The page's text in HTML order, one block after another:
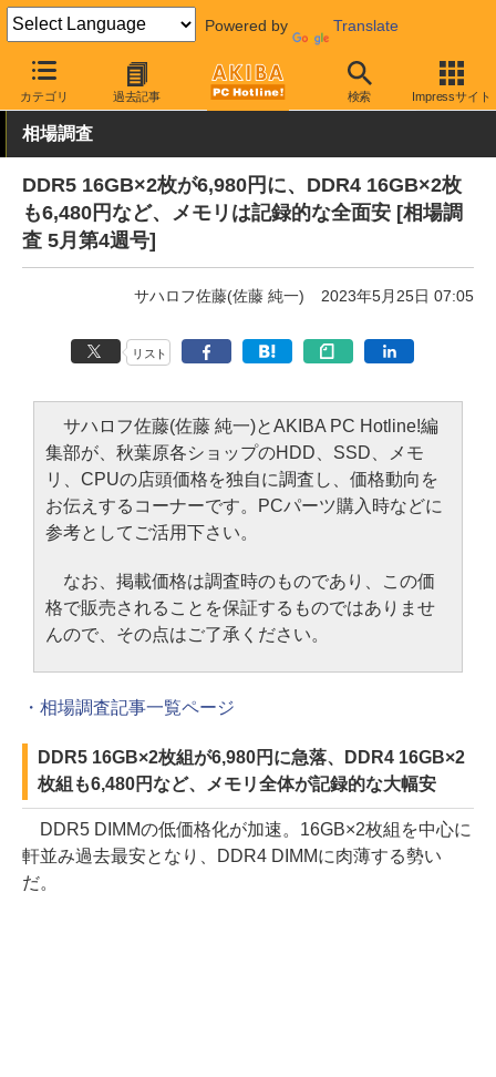
Powered by Translate
カテゴリ 過去記事 検索 Impressサイト
AKIBA PC Hotline! 秋葉原情報 価格情報 価格動向
相場調査
DDR5 16GB×2枚が6,980円に、DDR4 16GB×2枚
も6,480円など、メモリは記録的な全面安 [相場調
査 5月第4週号]
サハロフ佐藤(佐藤 純一) 2023年5月25日 07:05
リスト
サハロフ佐藤(佐藤 純一)とAKIBA PC Hotline!編
集部が、秋葉原各ショップのHDD、SSD、メモ
リ、CPUの店頭価格を独自に調査し、価格動向を
お伝えするコーナーです。PCパーツ購入時などに
参考としてご活用下さい。
なお、掲載価格は調査時のものであり、この価
格で販売されることを保証するものではありませ
んので、その点はご了承ください。
・相場調査記事一覧ページ
DDR5 16GB×2枚組が6,980円に急落、DDR4 16GB×2
枚組も6,480円など、メモリ全体が記録的な大幅安
DDR5 DIMMの低価格化が加速。16GB×2枚組を中心に
軒並み過去最安となり、DDR4 DIMMに肉薄する勢い
だ。